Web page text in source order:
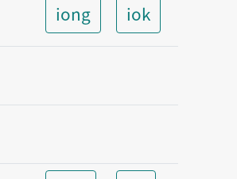
iong iok